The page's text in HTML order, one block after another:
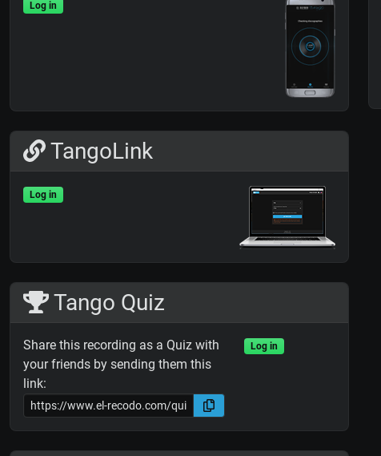
Log in
TangoLink
Log in
Tango Quiz
Share this recording as a Quiz with
your friends by sending them this
link:
Log in